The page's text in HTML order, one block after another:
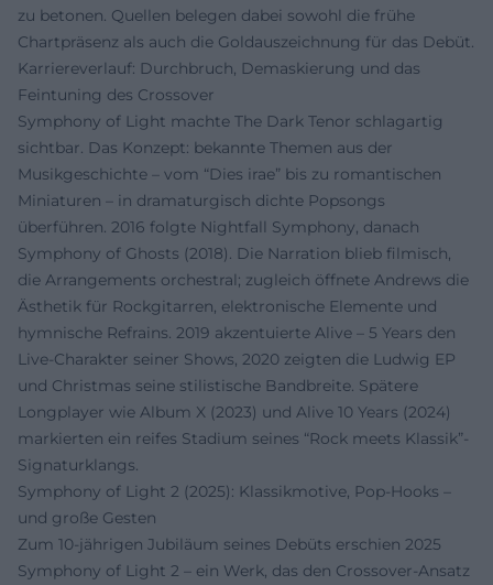
zu betonen. Quellen belegen dabei sowohl die frühe
Chartpräsenz als auch die Goldauszeichnung für das Debüt.
Karriereverlauf: Durchbruch, Demaskierung und das
Feintuning des Crossover
Symphony of Light machte The Dark Tenor schlagartig
sichtbar. Das Konzept: bekannte Themen aus der
Musikgeschichte – vom “Dies irae” bis zu romantischen
Miniaturen – in dramaturgisch dichte Popsongs
überführen. 2016 folgte Nightfall Symphony, danach
Symphony of Ghosts (2018). Die Narration blieb filmisch,
die Arrangements orchestral; zugleich öffnete Andrews die
Ästhetik für Rockgitarren, elektronische Elemente und
hymnische Refrains. 2019 akzentuierte Alive – 5 Years den
Live-Charakter seiner Shows, 2020 zeigten die Ludwig EP
und Christmas seine stilistische Bandbreite. Spätere
Longplayer wie Album X (2023) und Alive 10 Years (2024)
markierten ein reifes Stadium seines “Rock meets Klassik”-
Signaturklangs.
Symphony of Light 2 (2025): Klassikmotive, Pop-Hooks –
und große Gesten
Zum 10-jährigen Jubiläum seines Debüts erschien 2025
Symphony of Light 2 – ein Werk, das den Crossover-Ansatz